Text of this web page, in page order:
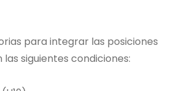
para integrar las posiciones
las siguientes condiciones: